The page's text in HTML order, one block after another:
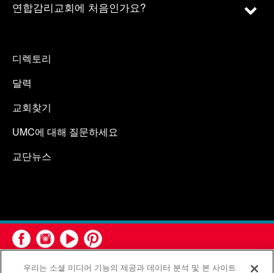
연합감리교회에 처음인가요?
디렉토리
달력
교회찾기
UMC에 대해 질문하세요
교단뉴스
우리는 소셜 미디어 기능의 제공과 데이터 분석 및 본 사이트